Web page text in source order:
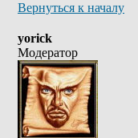
Вернуться к началу
yorick
Модератор